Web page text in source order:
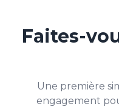
Faites-
Une première
engagement